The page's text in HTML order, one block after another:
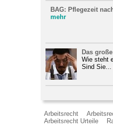
BAG: Pflegezeit
mehr
Das
Wie steht
Sind Sie...
Arbeitsrecht
Arbeitsrecht Urteile